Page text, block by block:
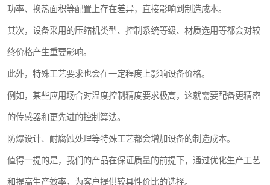
功率、换热面积等配置上存在差异，直接影响到制造成本。
其次，设备采用的压缩机类型、控制系统等级、材质选用等都会对较
终价格产生重要影响。
此外，特殊工艺要求也会在一定程度上影响设备价格。
例如，某些应用场合对温度控制精度要求极高，这就需要配备更精密
的传感器和更先进的控制算法。
防爆设计、耐腐蚀处理等特殊工艺都会增加设备的制造成本。
值得一提的是，我们的产品在保证质量的前提下，通过优化生产工艺
和提高生产效率，为客户提供较具性价比的选择。